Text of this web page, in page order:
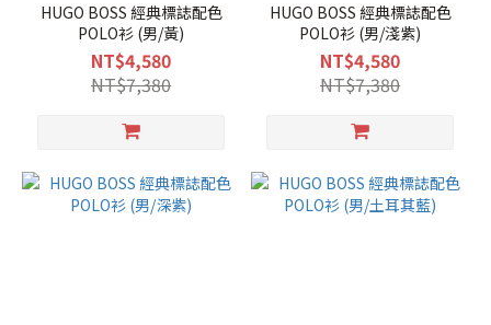
HUGO BOSS 經典標誌配色
POLO衫 (男/黃)
NT$4,580
NT$7,380
HUGO BOSS 經典標誌配色
POLO衫 (男/淺紫)
NT$4,580
NT$7,380